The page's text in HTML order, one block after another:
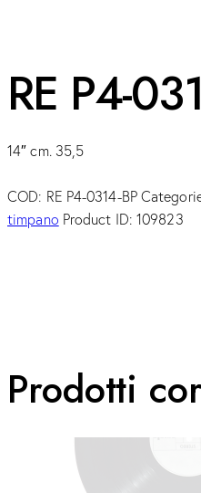
RE P4-
14″ cm. 35,5
COD: RE P4-0314-BP
timpano Product ID:109823
Prodotti